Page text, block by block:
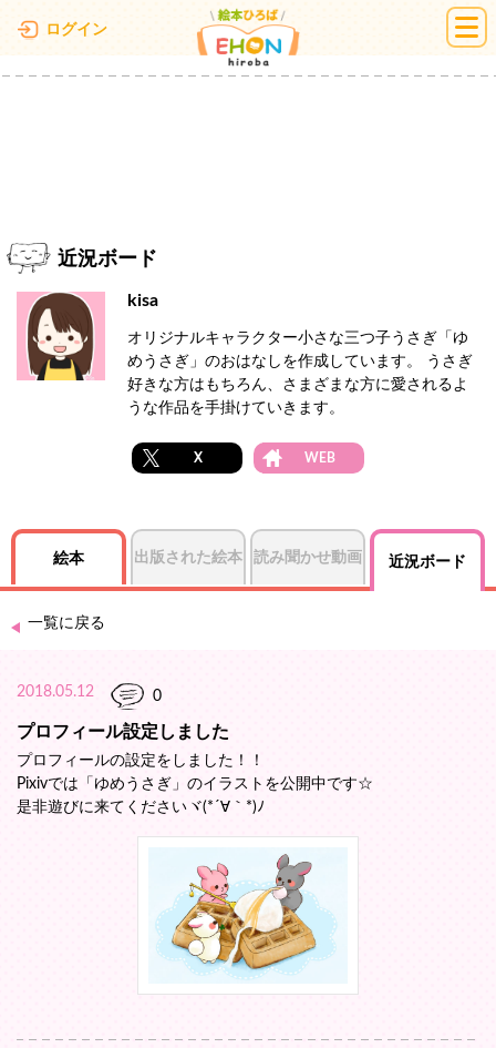
ログイン 絵本ひろば
近況ボード
kisa
オリジナルキャラクター小さな三つ子うさぎ「ゆ
めうさぎ」のおはなしを作成しています。 うさぎ
好きな方はもちろん、さまざまな方に愛されるよ
うな作品を手掛けていきます。
X WEB
絵本 出版された絵本 読み聞かせ動画 近況ボード
一覧に戻る
2018.05.12 0
プロフィール設定しました
プロフィールの設定をしました！！
Pixivでは「ゆめうさぎ」のイラストを公開中です☆
是非遊びに来てくださいヾ(*´∀｀*)ﾉ